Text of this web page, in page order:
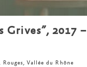
Grives”, 2017 –
, Rouges,Vallée du Rhône